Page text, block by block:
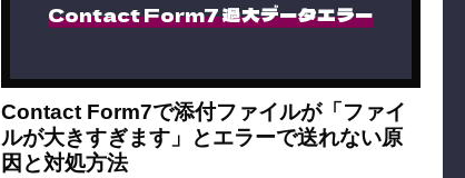
Contact Form7 過大データエラー
Contact Form7で添付ファイルが「ファイ
ルが大きすぎます」とエラーで送れない原
因と対処方法